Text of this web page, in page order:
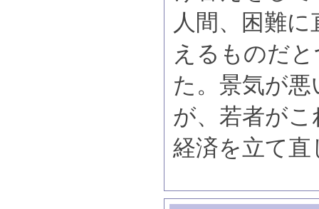
人間、困難
えるものだ
た。景気が
が、若者が
経済を立て